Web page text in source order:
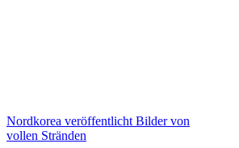
Nordkorea veröffentlicht Bilder von
vollen Stränden